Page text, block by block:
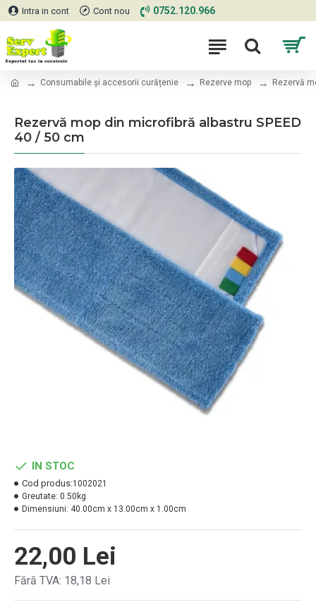
Intra in cont Cont nou 0752.120.966
Consumabile și accesorii curățenie Rezerve mop Rezervă
Rezervă mop din microfibră albastru SPEED
40 / 50 cm
22,00 Lei
Fără TVA: 18,18 Lei
IN STOC
Cod produs:1002021
Greutate: 0.50kg
Dimensiuni: 40.00cm x 13.00cm x 1.00cm